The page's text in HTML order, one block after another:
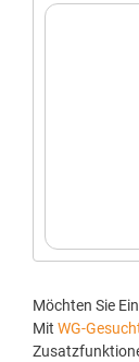
Möchten Sie
Mit WG-